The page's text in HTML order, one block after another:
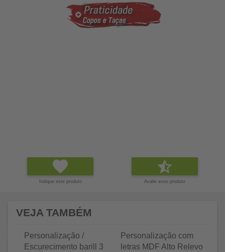
Indique este produto Avalie esse produto
VEJA TAMBÉM
Personalização /
Escurecimento barill 3
Personalização com
letras MDF Alto Relevo